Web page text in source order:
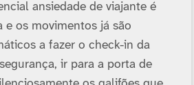
ansiedade de viajante é
os movimentos já são
a fazer o check-in da
ir para a porta de